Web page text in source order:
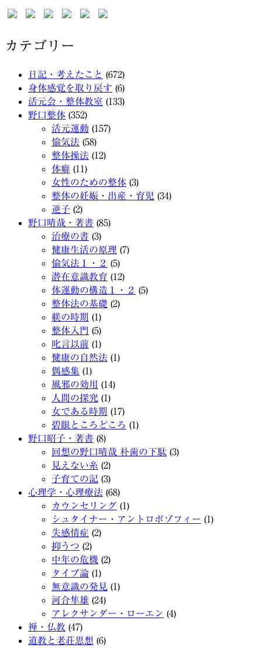
カテゴリー
日記・考えたこと (672)
身体感覚を取り戻す (6)
活元会・整体教室 (133)
野口整体 (352)
活元運動 (157)
愉気法 (58)
整体操法 (12)
体癖 (11)
女性のための整体 (3)
整体の妊娠・出産・育児 (34)
逆子 (2)
野口晴哉・著書 (85)
治療の書 (3)
健康生活の原理 (7)
愉気法１・２ (5)
潜在意識教育 (12)
体運動の構造１・２ (5)
整体法の基礎 (2)
躾の時期 (1)
整体入門 (5)
叱言以前 (1)
健康の自然法 (1)
偶感集 (1)
風邪の効用 (14)
人間の探究 (1)
女である時期 (17)
碧眼ところどころ (1)
野口昭子・著書 (8)
回想の野口晴哉 朴歯の下駄 (3)
見えない糸 (2)
子育ての記 (3)
心理学・心理療法 (68)
カウンセリング (1)
シュタイナー・アントロポゾフィー (1)
失感情症 (2)
抑うつ (2)
中年の危機 (2)
タイプ論 (1)
無意識の発見 (1)
河合隼雄 (24)
アレクサンダー・ローエン (4)
禅・仏教 (47)
道教と老荘思想 (6)